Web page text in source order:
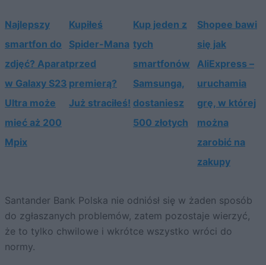
Najlepszy
smartfon do
zdjęć? Aparat
w Galaxy S23
Ultra może
mieć aż 200
Mpix
Kupiłeś
Spider-Mana
przed
premierą?
Już straciłeś!
Kup jeden z
tych
smartfonów
Samsunga,
dostaniesz
500 złotych
Shopee bawi
się jak
AliExpress –
uruchamia
grę, w której
można
zarobić na
zakupy
Santander Bank Polska nie odniósł się w żaden sposób
do zgłaszanych problemów, zatem pozostaje wierzyć,
że to tylko chwilowe i wkrótce wszystko wróci do
normy.